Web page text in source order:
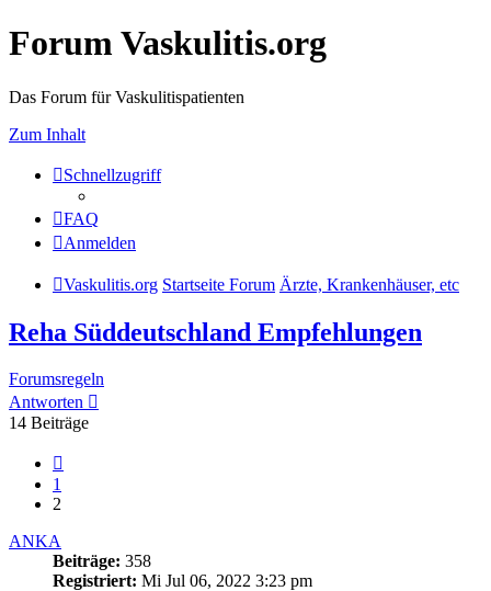
Forum Vaskulitis.org
Das Forum für Vaskulitispatienten
Zum Inhalt
Schnellzugriff
FAQ
Anmelden
Vaskulitis.org Startseite Forum Ärzte, Krankenhäuser, etc
Reha Süddeutschland Empfehlungen
Forumsregeln
Antworten
14 Beiträge
1
2
ANKA
Beiträge: 358
Registriert: Mi Jul 06, 2022 3:23 pm